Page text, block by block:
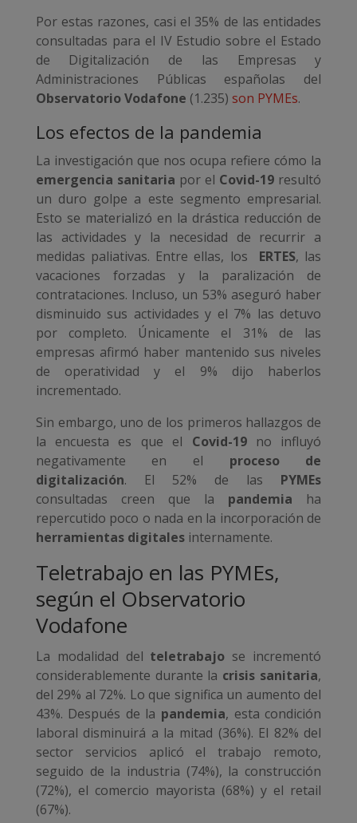
Por estas razones, casi el 35% de las entidades
consultadas para el IV Estudio sobre el Estado
de Digitalización de las Empresas y
Administraciones Públicas españolas del
Observatorio Vodafone (1.235) son PYMEs.
Los efectos de la pandemia
La investigación que nos ocupa refiere cómo la
emergencia sanitaria por el Covid-19 resultó
un duro golpe a este segmento empresarial.
Esto se materializó en la drástica reducción de
las actividades y la necesidad de recurrir a
medidas paliativas. Entre ellas, los ERTES, las
vacaciones forzadas y la paralización de
contrataciones. Incluso, un 53% aseguró haber
disminuido sus actividades y el 7% las detuvo
por completo. Únicamente el 31% de las
empresas afirmó haber mantenido sus niveles
de operatividad y el 9% dijo haberlos
incrementado.
Sin embargo, uno de los primeros hallazgos de
la encuesta es que el Covid-19no influyó
negativamente en el proceso de
digitalización. El 52% de las PYMEs
consultadas creen que la pandemia ha
repercutido poco o nada en la incorporación de
herramientas digitalesinternamente.
Teletrabajo en las PYMEs,
según el Observatorio
Vodafone
La modalidad del teletrabajo se incrementó
considerablemente durante la crisis sanitaria,
del 29% al 72%. Lo que significa un aumento del
43%. Después de la pandemia, esta condición
laboral disminuirá a la mitad (36%). El 82% del
sector servicios aplicó el trabajo remoto,
seguido de la industria (74%), la construcción
(72%), el comercio mayorista (68%) y el retail
(67%).